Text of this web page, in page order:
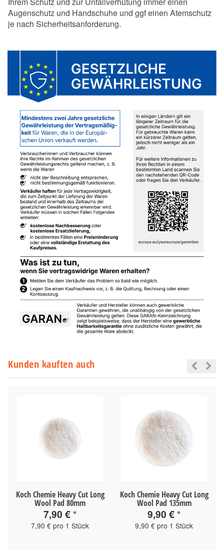
Augenschutz und Handschuhe und ggf einen Atemschutz
je nach Sicherheitsanforderung.
Kunden kauften auch
Koch Chemie Heavy Cut Long
Wool Pad 80mm
7,90 €*
7,90 € pro 1 Stück
Koch Chemie Heavy Cut Long
Wool Pad 135mm
9,90 €*
9,90 € pro 1 Stück